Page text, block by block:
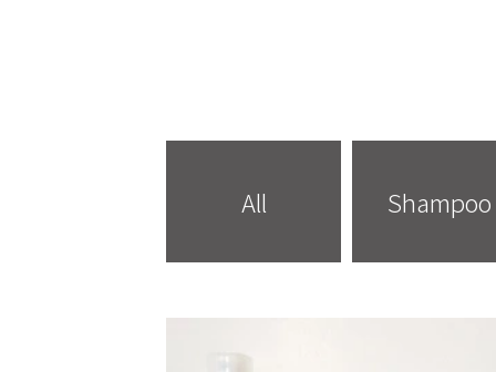
All Shampoo